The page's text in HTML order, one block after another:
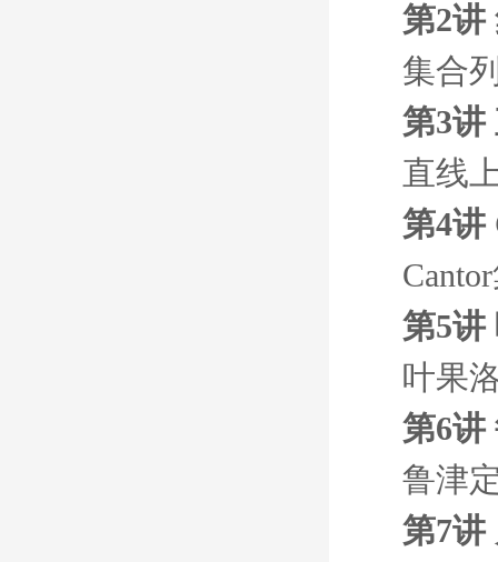
第2讲
集合
第3讲
直线
第4讲
第5讲
叶果
第6讲
鲁津
第7讲